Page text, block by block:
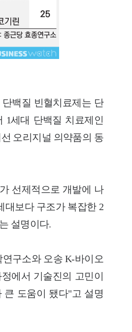
백질 빈혈치료제는 단
1세대 단백질 치료제인
오리지널 의약품의 동
선제적으로 개발에 나
대보다 구조가 복잡한 2
설명이다.
구소와 오송 K-바이오
에서 기술진의 고민이
큰 도움이 됐다"고 설명